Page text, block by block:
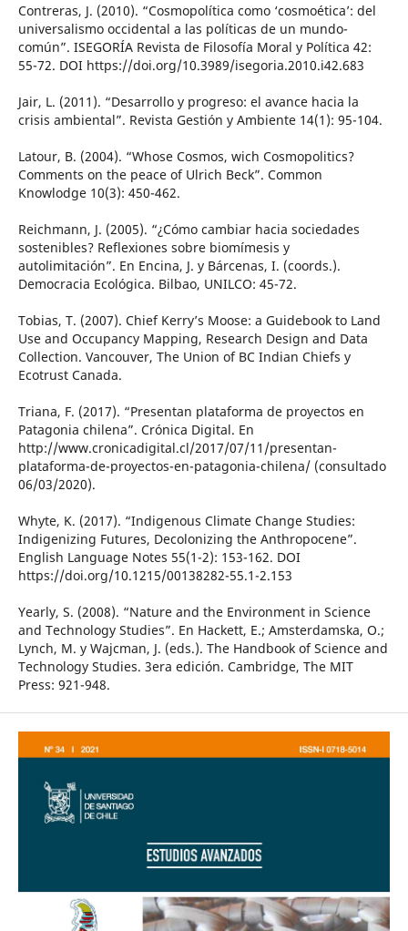
Contreras, J. (2010). “Cosmopolítica como ‘cosmoética’: del
universalismo occidental a las políticas de un mundo-
común”. ISEGORÍA Revista de Filosofía Moral y Política 42:
55-72. DOI https://doi.org/10.3989/isegoria.2010.i42.683
Jair, L. (2011). “Desarrollo y progreso: el avance hacia la
crisis ambiental”. Revista Gestión y Ambiente 14(1): 95-104.
Latour, B. (2004). “Whose Cosmos, wich Cosmopolitics?
Comments on the peace of Ulrich Beck”. Common
Knowlodge 10(3): 450-462.
Reichmann, J. (2005). “¿Cómo cambiar hacia sociedades
sostenibles? Reflexiones sobre biomímesis y
autolimitación”. En Encina, J. y Bárcenas, I. (coords.).
Democracia Ecológica. Bilbao, UNILCO: 45-72.
Tobias, T. (2007). Chief Kerry’s Moose: a Guidebook to Land
Use and Occupancy Mapping, Research Design and Data
Collection. Vancouver, The Union of BC Indian Chiefs y
Ecotrust Canada.
Triana, F. (2017). “Presentan plataforma de proyectos en
Patagonia chilena”. Crónica Digital. En
http://www.cronicadigital.cl/2017/07/11/presentan-
plataforma-de-proyectos-en-patagonia-chilena/ (consultado
06/03/2020).
Whyte, K. (2017). “Indigenous Climate Change Studies:
Indigenizing Futures, Decolonizing the Anthropocene”.
English Language Notes 55(1-2): 153-162. DOI
https://doi.org/10.1215/00138282-55.1-2.153
Yearly, S. (2008). “Nature and the Environment in Science
and Technology Studies”. En Hackett, E.; Amsterdamska, O.;
Lynch, M. y Wajcman, J. (eds.). The Handbook of Science and
Technology Studies. 3era edición. Cambridge, The MIT
Press: 921-948.